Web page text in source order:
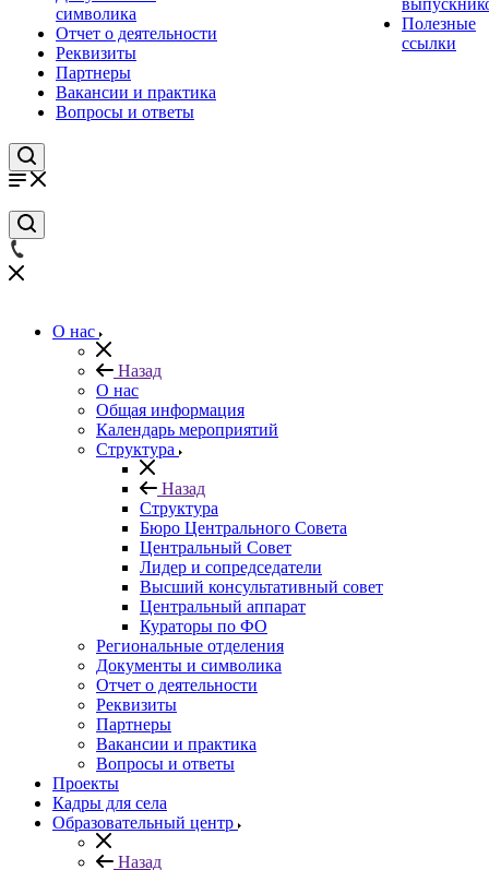
символика
Отчет о деятельности
Реквизиты
Партнеры
Вакансии и практика
Вопросы и ответы
Полезные
ссылки
О нас
Назад
О нас
Общая информация
Календарь мероприятий
Структура
Назад
Структура
Бюро Центрального Совета
Центральный Совет
Лидер и сопредседатели
Высший консультативный совет
Центральный аппарат
Кураторы по ФО
Региональные отделения
Документы и символика
Отчет о деятельности
Реквизиты
Партнеры
Вакансии и практика
Вопросы и ответы
Проекты
Кадры для села
Образовательный центр
Назад